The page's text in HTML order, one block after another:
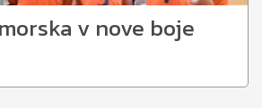
v nove boje